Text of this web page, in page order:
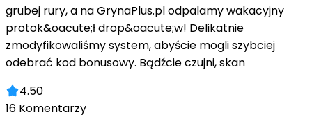
grubej rury, a na GrynaPlus.pl odpalamy wakacyjny
protok&oacute;ł drop&oacute;w! Delikatnie
zmodyfikowaliśmy system, abyście mogli szybciej
odebrać kod bonusowy. Bądźcie czujni, skan
4.50
16 Komentarzy